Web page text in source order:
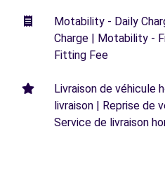
Motability - Daily
Charge | Motability -
Fitting Fee
Livraison de véhicule
livraison | Reprise de
Service de livraison